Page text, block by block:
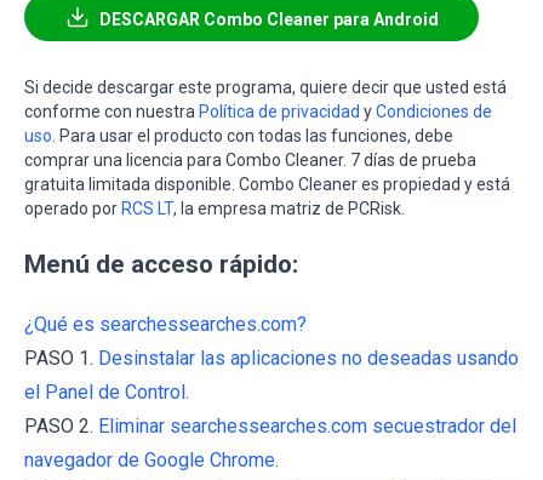
DESCARGAR Combo Cleaner para Android
Si decide descargar este programa, quiere decir que usted está
conforme con nuestra Política de privacidad yCondiciones de
uso . Para usar el producto con todas las funciones, debe
comprar una licencia para Combo Cleaner. 7 días de prueba
gratuita limitada disponible. Combo Cleaner es propiedad y está
operado por RCS LT, la empresa matriz de PCRisk.
Menú de acceso rápido:
¿Qué es searchessearches.com?
PASO 1. Desinstalar las aplicaciones no deseadas usando
el Panel de Control.
PASO 2. Eliminar searchessearches.com secuestrador del
navegador de Google Chrome.